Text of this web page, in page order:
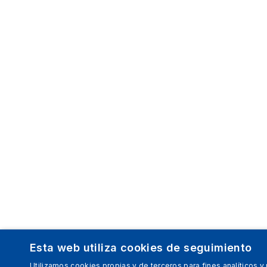
Esta web utiliza cookies de seguimiento